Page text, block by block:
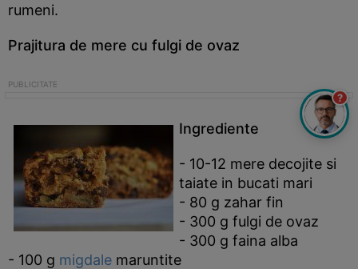
rumeni.
Prajitura de mere cu fulgi de ovaz
Ingrediente
- 10-12 mere decojite si
taiate in bucati mari
- 80 g zahar fin
- 300 g fulgi de ovaz
- 300 g faina alba
- 100 g migdale maruntite
?